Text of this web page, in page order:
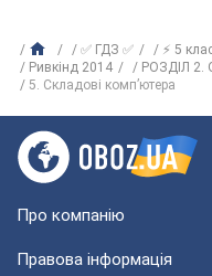
✅ ГДЗ ✅ ⚡ 5
Ривкінд 2014
РОЗДІЛ
5. Складові комп’ютера
Про компанію
Правова інформація